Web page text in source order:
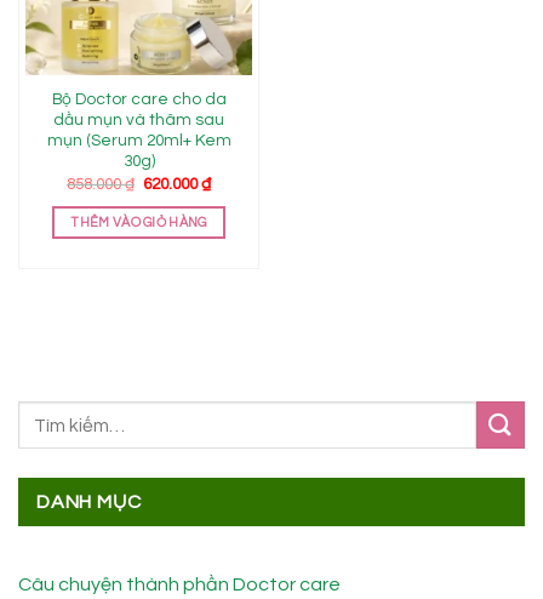
Add to
wishlist
Bộ Doctor care cho da
dầu mụn và thâm sau
mụn (Serum 20ml+ Kem
30g)
858.000₫ Giá
là:
858.000 ₫.
620.000₫Giá
tại
THÊM VÀO GIỎ HÀNG
DANH MỤC
Câu chuyện thành phần Doctor care